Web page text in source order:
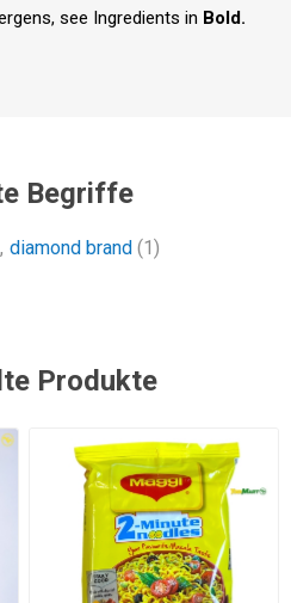
see Ingredients in Bold.
Begriffe
, diamond brand (1)
Produkte